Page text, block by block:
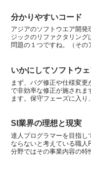
分かりやすいコード
アジアのソフトウエア開
ジックのリファクタリン
問題の１つですね。（そ
いかにしてソフトウ
まず、バグ修正や仕様変
で非効率な修正が施され
ます。保守フェーズに入
SI業界の理想と現実
達人プログラマーを目指し
ならないと考えている職
分野ではその事業内容の特